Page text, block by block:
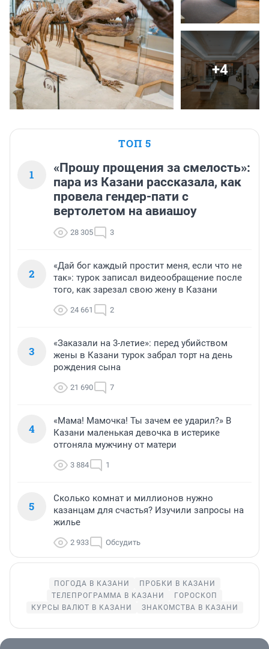
+4
ТОП 5
1
«Прошу прощения за смелость»:
пара из Казани рассказала, как
провела гендер-пати с
вертолетом на авиашоу
28 305 3
2
«Дай бог каждый простит меня, если что не
так»: турок записал видеообращение после
того, как зарезал свою жену в Казани
24 661 2
3
«Заказали на 3-летие»: перед убийством
жены в Казани турок забрал торт на день
рождения сына
21 690 7
4
«Мама! Мамочка! Ты зачем ее ударил?» В
Казани маленькая девочка в истерике
отгоняла мужчину от матери
3 884 1
5
Сколько комнат и миллионов нужно
казанцам для счастья? Изучили запросы на
жилье
2 933 Обсудить
ПОГОДА В КАЗАНИ
ПРОБКИ В КАЗАНИ
ТЕЛЕПРОГРАММА В КАЗАНИ
ГОРОСКОП
КУРСЫ ВАЛЮТ В КАЗАНИ
ЗНАКОМСТВА В КАЗАНИ